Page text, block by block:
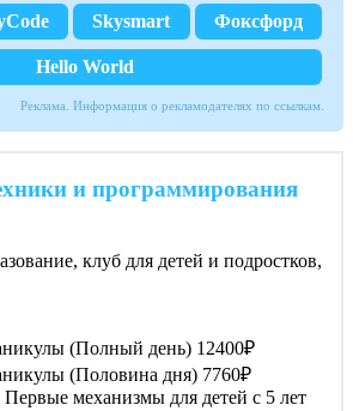
Skysmart Фоксфорд
Hello World
Реклама. Информация о рекламодателях по ссылкам.
и программирования
клуб для детей и подростков,
(Полный день) 12400₽
(Половина дня) 7760₽
Первые механизмы для детей с 5 лет